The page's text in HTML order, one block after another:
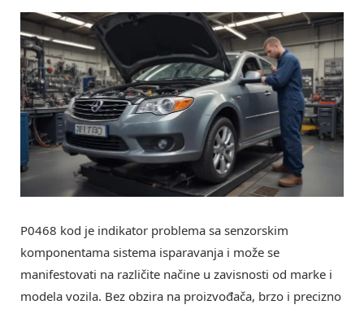
P0468 kod je indikator problema sa senzorskim
komponentama sistema isparavanja i može se
manifestovati na različite načine u zavisnosti od marke i
modela vozila. Bez obzira na proizvođača, brzo i precizno